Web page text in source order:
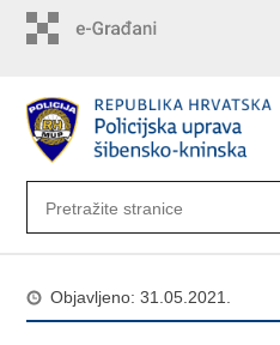
Objavljeno: 31.05.2021.